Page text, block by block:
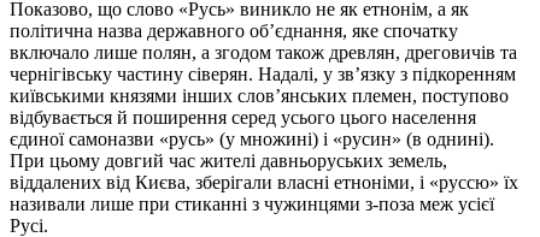
Показово, що слово «Русь» виникло не як етнонім, а як
політична назва державного об’єднання, яке спочатку
включало лише полян, а згодом також древлян, дреговичів та
чернігівську частину сіверян. Надалі, у зв’язку з підкоренням
київськими князями інших слов’янських племен, поступово
відбувається й поширення серед усього цього населення
єдиної самоназви «русь» (у множині) і «русин» (в однині).
При цьому довгий час жителі давньоруських земель,
віддалених від Києва, зберігали власні етноніми, і «руссю» їх
називали лише при стиканні з чужинцями з-поза меж усієї
Русі.